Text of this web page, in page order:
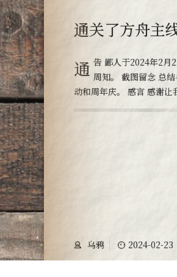
通关了方舟主
通告 鄙人于2024年2月23日通关了明日方舟主线，望 周知。 截图留念 总
动和周年庆。 感言 感谢让
乌鸦 2024-02-23